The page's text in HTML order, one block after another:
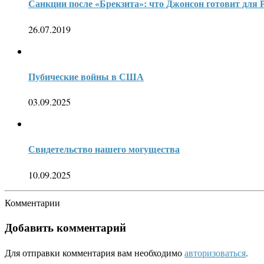
Санкции после «Брекзита»: что Джонсон готовит для
26.07.2019
Пубические войны в США
03.09.2025
Свидетельство нашего могущества
10.09.2025
Комментарии
Добавить комментарий
Для отправки комментария вам необходимоавторизоваться.